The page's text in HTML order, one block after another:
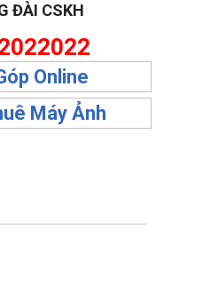
ĐÀI CSKH
Online
Máy Ảnh